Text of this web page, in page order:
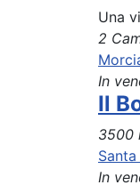
Una
2
In
Il
3500
In